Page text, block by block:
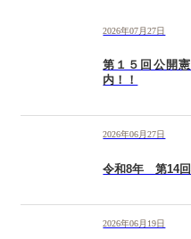
2026年07月27日
第１５回公開
内！！
2026年06月27日
令和8年 第14
2026年06月19日